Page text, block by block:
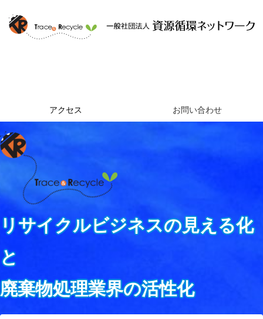
アクセス お問い合わせ
リサイクルビジネスの見える化
と
廃棄物処理業界の活性化